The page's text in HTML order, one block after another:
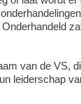
van de VS,
leiderschap